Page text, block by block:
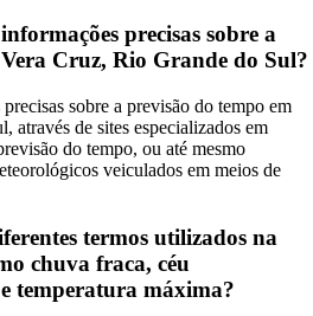
precisas sobre a
Cruz, Rio Grande do Sul?
sobre a previsão do tempo em
através de sites especializados em
do tempo, ou até mesmo
veiculados em meios de
termos utilizados na
chuva fraca, céu
temperatura máxima?